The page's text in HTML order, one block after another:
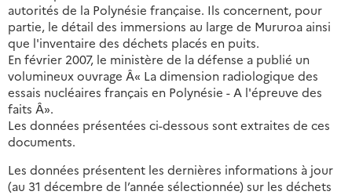
autorités de la Polynésie française. Ils concernent, pour
partie, le détail des immersions au large de Mururoa ainsi
que l'inventaire des déchets placés en puits.
En février 2007, le ministère de la défense a publié un
volumineux ouvrage Â« La dimension radiologique des
essais nucléaires français en Polynésie - A l'épreuve des
faits Â».
Les données présentées ci-dessous sont extraites de ces
documents.
Les données présentent les dernières informations à jour
(au 31 décembre de l’année sélectionnée) sur les déchets